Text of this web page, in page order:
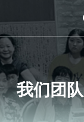
我们团队